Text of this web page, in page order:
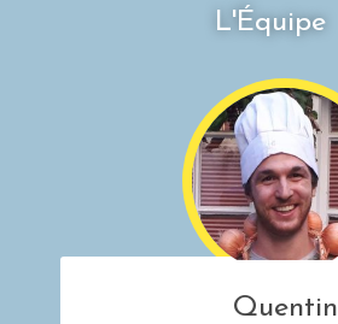
L'Équipe
Quentin